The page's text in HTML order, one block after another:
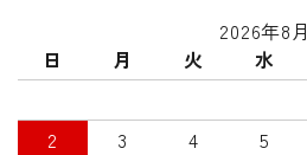
2026年8月
日
月 火 水
2
3 4 5